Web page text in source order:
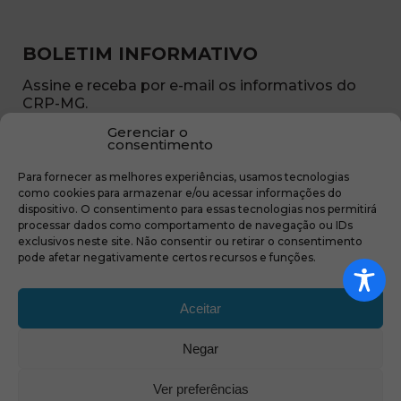
Gerenciar o
consentimento
Para fornecer as melhores experiências, usamos tecnologias
como cookies para armazenar e/ou acessar informações do
dispositivo. O consentimento para essas tecnologias nos permitirá
processar dados como comportamento de navegação ou IDs
exclusivos neste site. Não consentir ou retirar o consentimento
pode afetar negativamente certos recursos e funções.
Aceitar
Negar
Ver preferências
BOLETIM INFORMATIVO
Assine e receba por e-mail os informativos do
CRP-MG.
E-
mail
(obrigatório)
Sub
região